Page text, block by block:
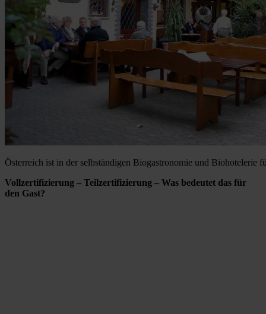
Österreich ist in der selbständigen Biogastronomie und Biohotelerie
Vollzertifizierung – Teilzertifizierung – Was bedeutet das für
den Gast?